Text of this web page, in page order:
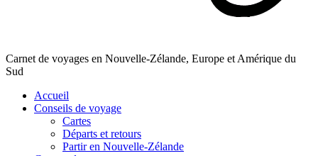
Carnet de voyages en Nouvelle-Zélande, Europe et Amérique du
Sud
Accueil
Conseils de voyage
Cartes
Départs et retours
Partir en Nouvelle-Zélande